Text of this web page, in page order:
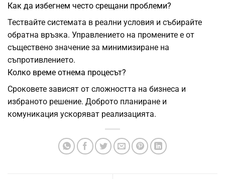
Как да избегнем често срещани проблеми?
Тествайте системата в реални условия и събирайте
обратна връзка. Управлението на промените е от
съществено значение за минимизиране на
съпротивлението.
Колко време отнема процесът?
Сроковете зависят от сложността на бизнеса и
избраното решение. Доброто планиране и
комуникация ускоряват реализацията.